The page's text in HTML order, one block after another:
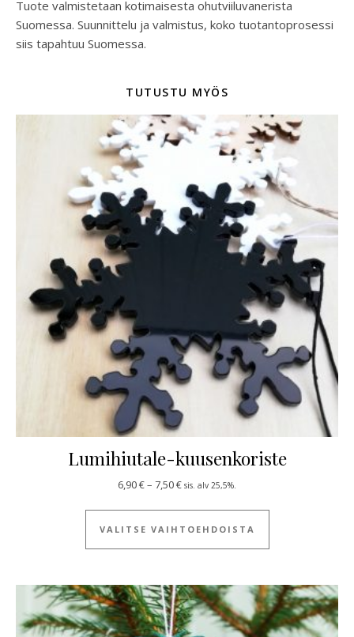
Tuote valmistetaan kotimaisesta ohutviiluvanerista
Suomessa. Suunnittelu ja valmistus, koko tuotantoprosessi
siis tapahtuu Suomessa.
TUTUSTU MYÖS
Lumihiutale-kuusenkoriste
6,90€– 7,50€Hintaluokka: 6,90 € - 7,50 €
sis. alv 25,5%.
VALITSE VAIHTOEHDOISTA
Tällä tuotteella